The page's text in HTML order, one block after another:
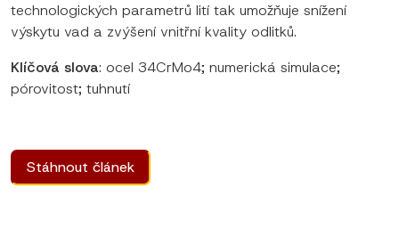
technologických parametrů lití tak umožňuje snížení
výskytu vad a zvýšení vnitřní kvality odlitků.
Klíčová slova: ocel 34CrMo4; numerická simulace;
pórovitost; tuhnutí
Stáhnout článek